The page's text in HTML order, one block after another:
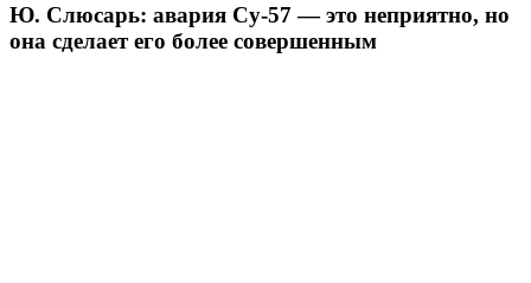
Ю. Слюсарь: авария Су-57 — это неприятно, но
она сделает его более совершенным